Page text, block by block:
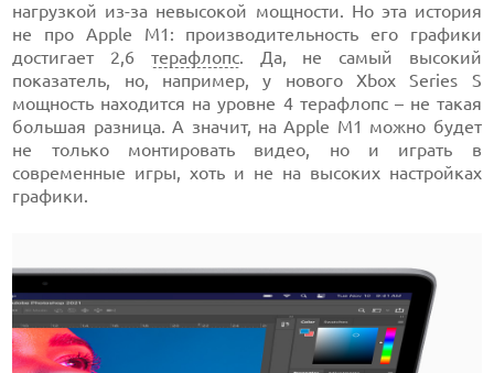
нагрузкой из-за невысокой мощности. Но эта история
не про Apple M1: производительность его графики
достигает 2,6 терафлопс. Да, не самый высокий
показатель, но, например, у нового Xbox Series S
мощность находится на уровне 4 терафлопс – не такая
большая разница. А значит, на Apple M1 можно будет
не только монтировать видео, но и играть в
современные игры, хоть и не на высоких настройках
графики.